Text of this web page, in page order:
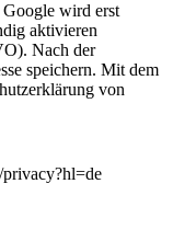
wird erst
aktivieren
Nach der
speichern. Mit dem
von